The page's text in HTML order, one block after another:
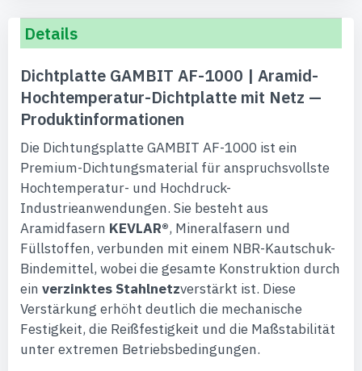
Details
Dichtplatte GAMBIT AF-1000 | Aramid-
Hochtemperatur-Dichtplatte mit Netz —
Produktinformationen
Die Dichtungsplatte GAMBIT AF-1000 ist ein
Premium-Dichtungsmaterial für anspruchsvollste
Hochtemperatur- und Hochdruck-
Industrieanwendungen. Sie besteht aus
Aramidfasern KEVLAR®, Mineralfasern und
Füllstoffen, verbunden mit einem NBR-Kautschuk-
Bindemittel, wobei die gesamte Konstruktion durch
ein verzinktes Stahlnetzverstärkt ist. Diese
Verstärkung erhöht deutlich die mechanische
Festigkeit, die Reißfestigkeit und die Maßstabilität
unter extremen Betriebsbedingungen.